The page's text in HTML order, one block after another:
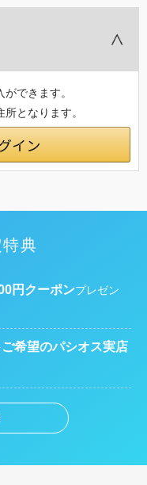
できます。
となります。
典
円クーポンプレゼン
ご希望のパシオス実店